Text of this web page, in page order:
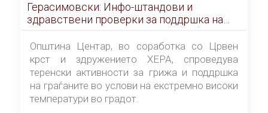
Герасимовски: Инфо-штандови и
здравствени проверки за поддршка на
граѓаните во услови на топлотен бран
Општина Центар, во соработка со Црвен
крст и здружението ХЕРА, спроведува
теренски активности за грижа и поддршка
на граѓаните во услови на екстремно високи
температури во градот.